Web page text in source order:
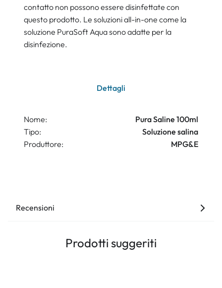
contatto non possono essere disinfettate con
questo prodotto. Le soluzioni all-in-one come la
soluzione PuraSoft Aqua sono adatte per la
disinfezione.
Dettagli
Nome:
Pura Saline 100ml
Tipo:
Soluzione salina
Produttore:
MPG&E
Recensioni
Prodotti suggeriti